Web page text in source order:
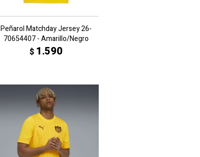
Peñarol Matchday Jersey 26-
70654407 - Amarillo/Negro
$ 1.590